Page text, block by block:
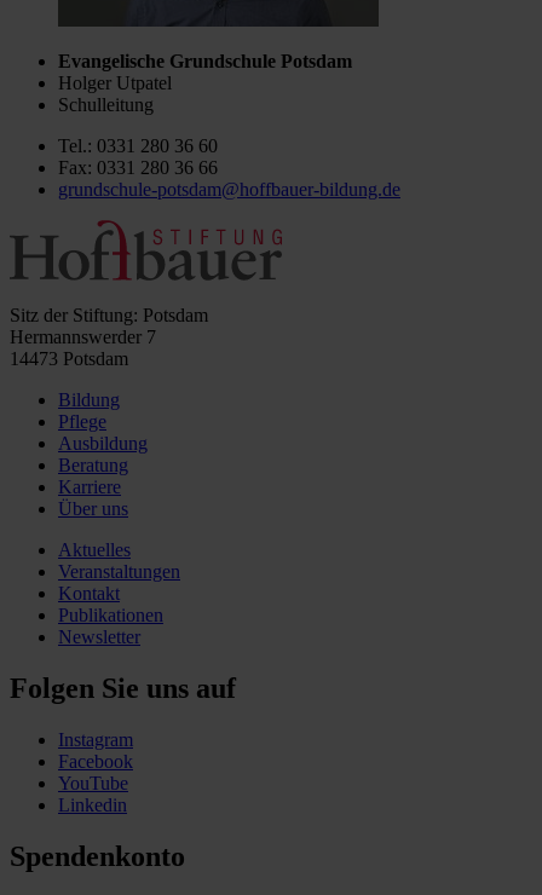
Evangelische Grundschule Potsdam
Holger Utpatel
Schulleitung
Tel.: 0331 280 36 60
Fax: 0331 280 36 66
grundschule-potsdam@hoffbauer-bildung.de
Sitz der Stiftung: Potsdam
Hermannswerder 7
14473 Potsdam
Bildung
Pflege
Ausbildung
Beratung
Karriere
Über uns
Aktuelles
Veranstaltungen
Kontakt
Publikationen
Newsletter
Folgen Sie uns auf
Instagram
Facebook
YouTube
Linkedin
Spendenkonto